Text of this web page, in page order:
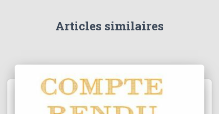
Articles similaires